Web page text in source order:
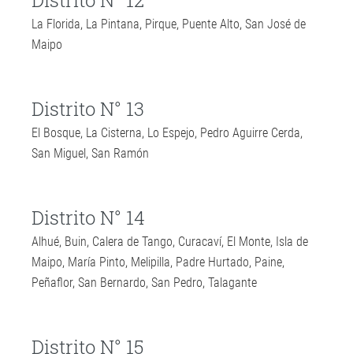
La Florida, La Pintana, Pirque, Puente Alto, San José de
Maipo
Distrito N° 13
El Bosque, La Cisterna, Lo Espejo, Pedro Aguirre Cerda,
San Miguel, San Ramón
Distrito N° 14
Alhué, Buin, Calera de Tango, Curacaví, El Monte, Isla de
Maipo, María Pinto, Melipilla, Padre Hurtado, Paine,
Peñaflor, San Bernardo, San Pedro, Talagante
Distrito N° 15